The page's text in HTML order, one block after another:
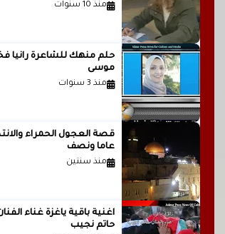
منذ 10 سنوات
حلم منهك للشاعرة
موسى
منذ 3 سنوات
قصة العجول الحمراء
عاما ونصف
منذ سنتين
اغنية باقية ياغزة غناء
حاتم نجيب